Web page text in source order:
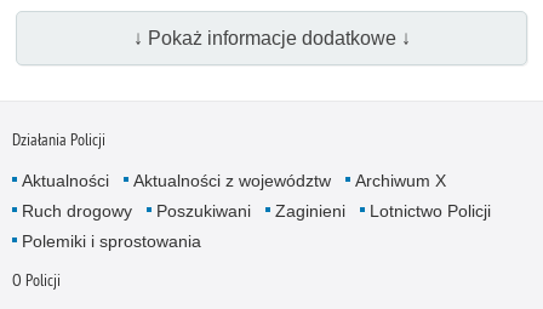
↓ Pokaż informacje dodatkowe ↓
Działania Policji
Aktualności Aktualności z województw
Archiwum X
Ruch drogowy
Poszukiwani Zaginieni
Lotnictwo Policji
Polemiki i sprostowania
O Policji